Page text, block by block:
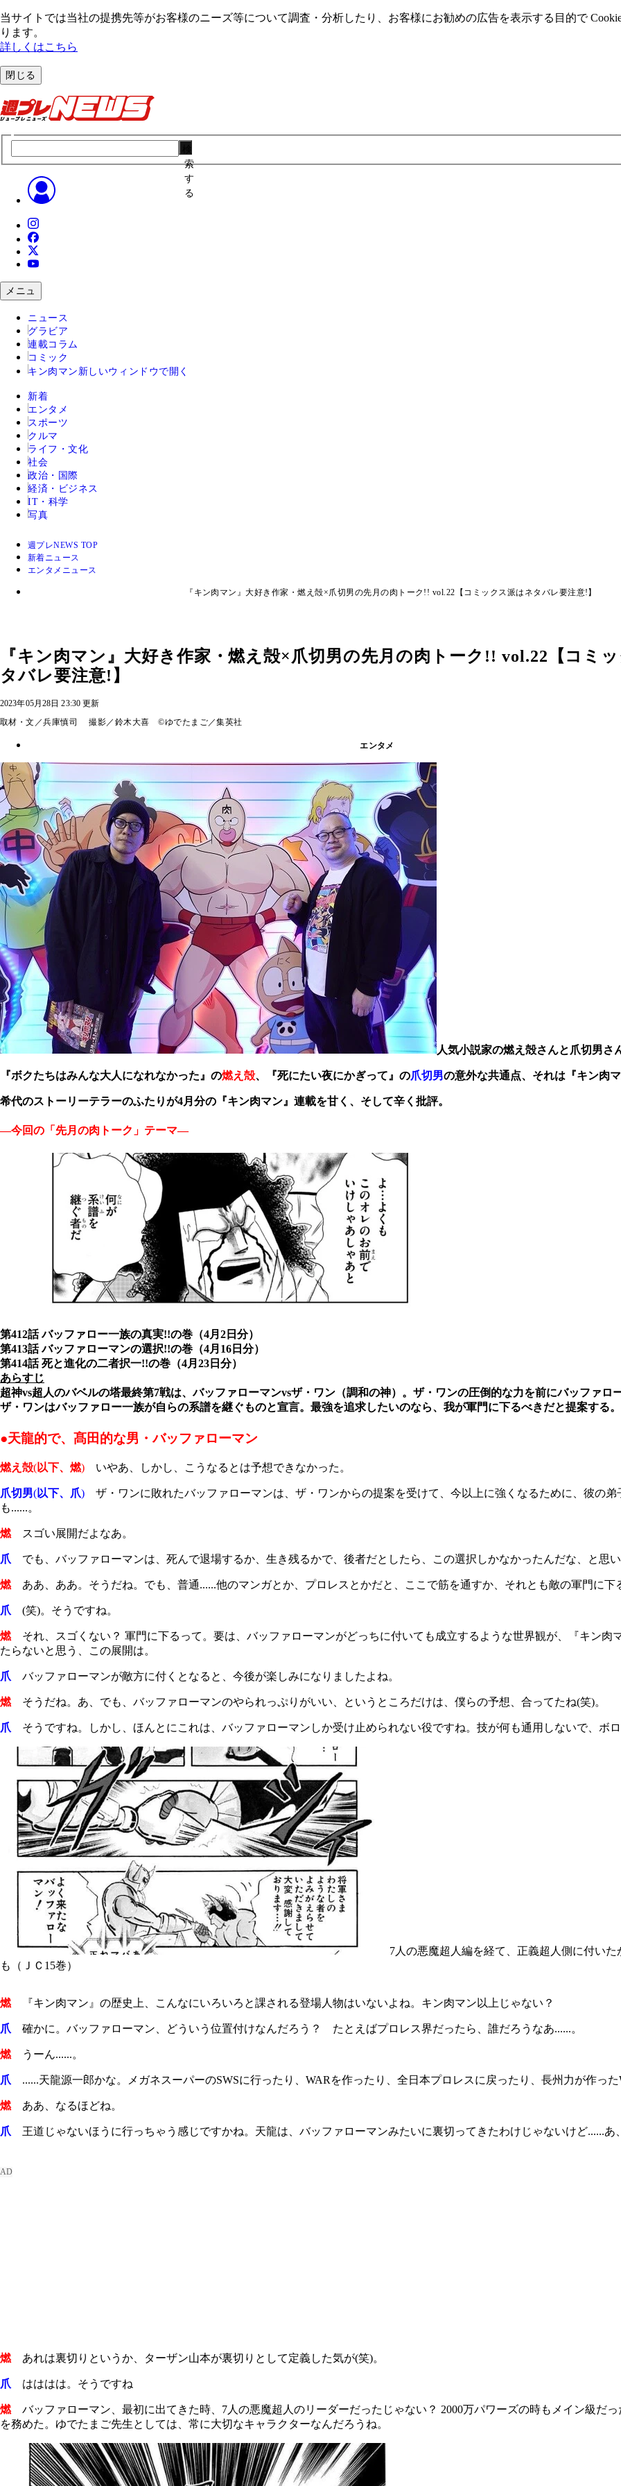
当サイトでは当社の提携先等がお客様のニーズ等について調査・分析したり、お客様にお勧めの広告を表⽰する⽬的で
ります。
詳しくはこちら
閉じる
索
す
る
メニュ
ニュース
グラビア
連載コラム
コミック
キン肉マン 新しいウィンドウで開く
新着
エンタメ
スポーツ
クルマ
ライフ・文化
社会
政治・国際
経済・ビジネス
IT・科学
写真
週プレNEWS TOP
新着ニュース
エンタメニュース
『キン肉マン』大好き作家・燃え殻×爪切男の先月の肉トーク!! vol.22【コミックス派はネタバレ要注意!】
『キン肉マン』大好き作家・燃え殻×爪切男の先月の肉トーク!! vol.22【コミ
タバレ要注意!】
2023年05月28日 23:30 更新
取材・文／兵庫慎司 撮影／鈴木大喜 ©ゆでたまご／集英社
エンタメ
人気小説家の燃え殻さんと爪切男さ
『ボクたちはみんな大人になれなかった』の燃え殻、 『死にたい夜にかぎって』の爪切男の意外な共通点、それは『キン肉
希代のストーリーテラーのふたりが4月分の『キン肉マン』連載を甘く、そして辛く批評。
―今回の「先月の肉トーク」テーマ―
第412話 バッファロー一族の真実!!の巻（4月2日分）
第413話 バッファローマンの選択!!の巻（4月16日分）
第414話 死と進化の二者択一!!の巻（4月23日分）
あらすじ
超神vs超人のバベルの塔最終第7戦は、バッファローマンvsザ・ワン（調和の神）。ザ・ワンの圧倒的な力を前にバッファロ
ザ・ワンはバッファロー一族が自らの系譜を継ぐものと宣言。最強を追求したいのなら、我が軍門に下るべきだと提案する。
●天龍的で、髙田的な男・バッファローマン
燃え殻(以下、燃) いやあ、しかし、こうなるとは予想できなかった。
爪切男(以下、爪) ザ・ワンに敗れたバッファローマンは、ザ・ワンからの提案を受けて、今以上に強くなるために、彼の
も......。
燃スゴい展開だよなあ。
爪 でも、バッファローマンは、死んで退場するか、生き残るかで、後者だとしたら、この選択しかなかったんだな、と思い
燃ああ、ああ。そうだね。でも、普通......他のマンガとか、プロレスとかだと、ここで筋を通すか、それとも敵の軍門に下
爪 (笑)。そうですね。
燃それ、スゴくない？ 軍門に下るって。要は、バッファローマンがどっちに付いても成立するような世界観が、『キン肉
たらないと思う、この展開は。
爪 バッファローマンが敵方に付くとなると、今後が楽しみになりましたよね。
燃そうだね。あ、でも、バッファローマンのやられっぷりがいい、というところだけは、僕らの予想、合ってたね(笑)。
爪 そうですね。しかし、ほんとにこれは、バッファローマンしか受け止められない役ですね。技が何も通用しないで、ボ
7人の悪魔超人編を経て、正義超人側に付い
も（ＪＣ15巻）
燃『キン肉マン』の歴史上、こんなにいろいろと課される登場人物はいないよね。キン肉マン以上じゃない？
爪 確かに。バッファローマン、どういう位置付けなんだろう？ たとえばプロレス界だったら、誰だろうなあ......。
燃うーん......。
爪 ......天龍源一郎かな。メガネスーパーのSWSに行ったり、 WAR を作ったり、全日本プロレスに戻ったり、長州力が作った
燃ああ、なるほどね。
爪 王道じゃないほうに行っちゃう感じですかね。天龍は、バッファローマンみたいに裏切ってきたわけじゃないけど......あ
燃あれは裏切りというか、ターザン山本が裏切りとして定義した気が(笑)。
爪 はははは。そうですね
燃バッファローマン、最初に出てきた時、7人の悪魔超人のリーダーだったじゃない？ 2000万パワーズの時もメイン級だ
を務めた。ゆでたまご先生としては、常に大切なキャラクターなんだろうね。